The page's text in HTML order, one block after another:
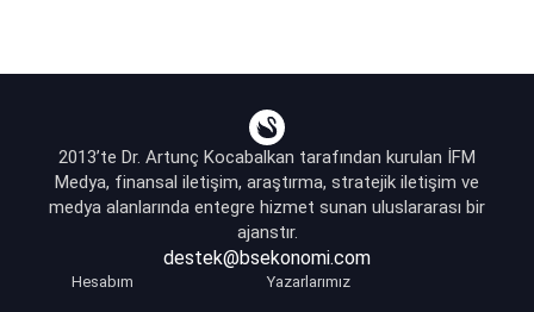
2013’te Dr. Artunç Kocabalkan tarafından kurulan İFM
Medya, finansal iletişim, araştırma, stratejik iletişim ve
medya alanlarında entegre hizmet sunan uluslararası bir
ajanstır.
destek@bsekonomi.com
Hesabım Yazarlarımız